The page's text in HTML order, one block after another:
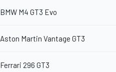
BMW M4 GT3 Evo
Aston Martin Vantage GT3
Ferrari 296 GT3